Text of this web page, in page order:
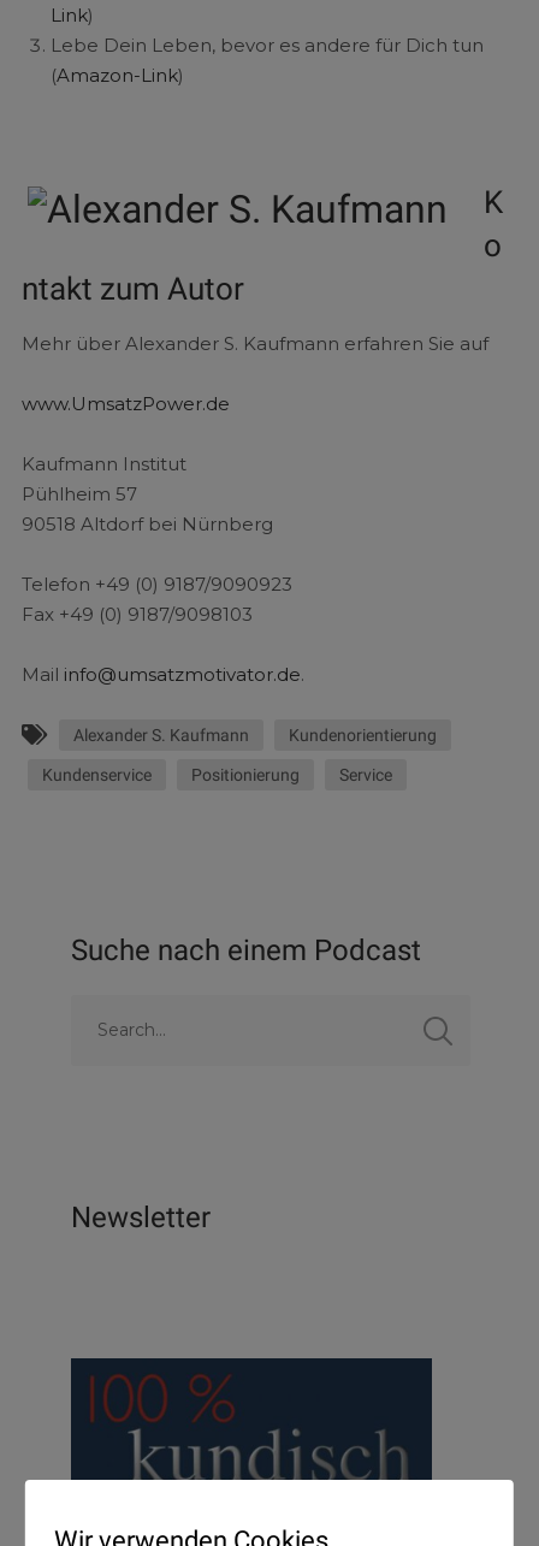
Link)
Lebe Dein Leben, bevor es andere für Dich tun
(Amazon-Link)
K
o
ntakt zum Autor
Mehr über Alexander S. Kaufmann erfahren Sie auf
www.UmsatzPower.de
Kaufmann Institut
Pühlheim 57
90518 Altdorf bei Nürnberg
Telefon +49 (0) 9187/9090923
Fax +49 (0) 9187/9098103
Mail info@umsatzmotivator.de.
Alexander S. Kaufmann Kundenorientierung
Kundenservice Positionierung Service
Suche nach einem Podcast
Newsletter
Wir verwenden Cookies